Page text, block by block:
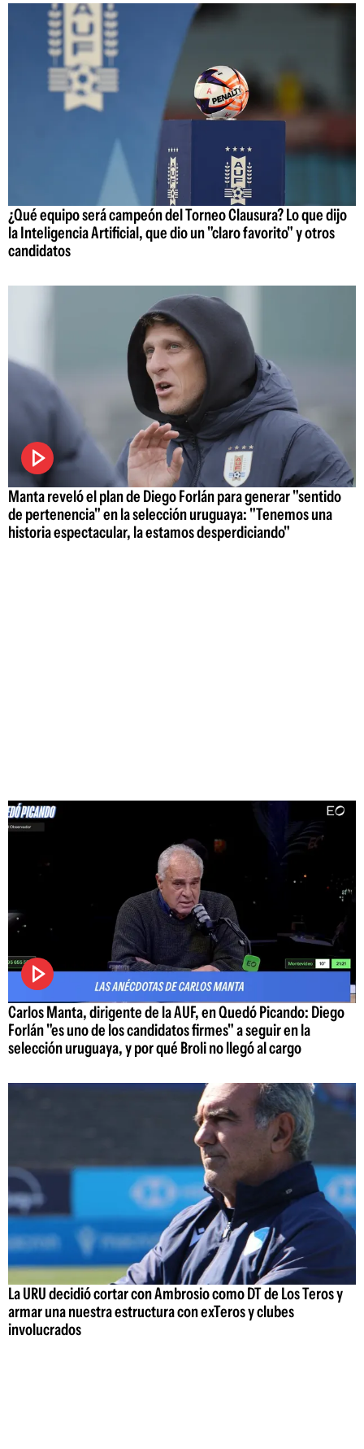
¿Qué equipo será campeón del Torneo Clausura? Lo que dijo
la Inteligencia Artificial, que dio un "claro favorito" y otros
candidatos
Manta reveló el plan de Diego Forlán para generar "sentido
de pertenencia" en la selección uruguaya: "Tenemos una
historia espectacular, la estamos desperdiciando"
Carlos Manta, dirigente de la AUF, en Quedó Picando: Diego
Forlán "es uno de los candidatos firmes" a seguir en la
selección uruguaya, y por qué Broli no llegó al cargo
La URU decidió cortar con Ambrosio como DT de Los Teros y
armar una nuestra estructura con exTeros y clubes
involucrados